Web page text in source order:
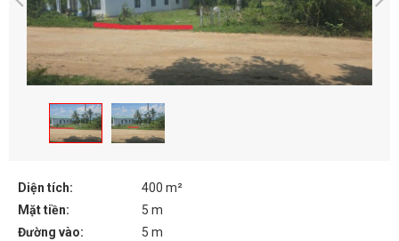
Diện tích:
400 m²
Mặt tiền:
5 m
Đường vào:
5 m